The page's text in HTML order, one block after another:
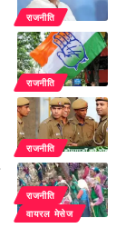
राजनीति
राजनीति
राजनीति
राजनीति
वायरल मेसेज